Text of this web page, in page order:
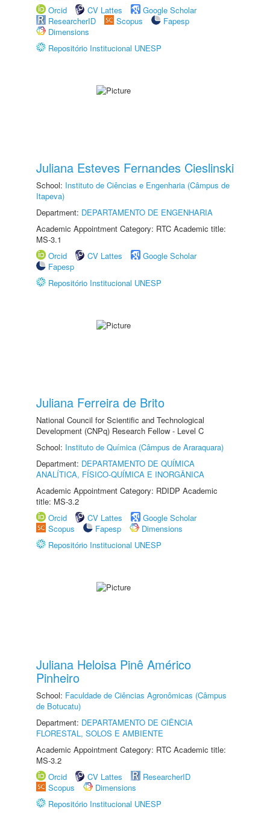
Orcid
CV Lattes
Google Scholar
ResearcherID
Scopus
Fapesp
Dimensions
Repositório Institucional UNESP
Juliana Esteves Fernandes Cieslinski
School: Instituto de Ciências e Engenharia (Câmpus de
Itapeva)
Department: DEPARTAMENTO DE ENGENHARIA
Academic Appointment Category: RTC Academic title:
MS-3.1
Orcid
CV Lattes
Google Scholar
Fapesp
Repositório Institucional UNESP
Juliana Ferreira de Brito
National Council for Scientific and Technological
Development (CNPq) Research Fellow - Level C
School: Instituto de Química (Câmpus de Araraquara)
Department: DEPARTAMENTO DE QUÍMICA
ANALÍTICA, FÍSICO-QUÍMICA E INORGÂNICA
Academic Appointment Category: RDIDP Academic
title: MS-3.2
Orcid
CV Lattes
Google Scholar
Scopus
Fapesp
Dimensions
Repositório Institucional UNESP
Juliana Heloisa Pinê Américo
Pinheiro
School: Faculdade de Ciências Agronômicas (Câmpus
de Botucatu)
Department: DEPARTAMENTO DE CIÊNCIA
FLORESTAL, SOLOS E AMBIENTE
Academic Appointment Category: RTC Academic title:
MS-3.2
Orcid
CV Lattes
ResearcherID
Scopus
Dimensions
Repositório Institucional UNESP